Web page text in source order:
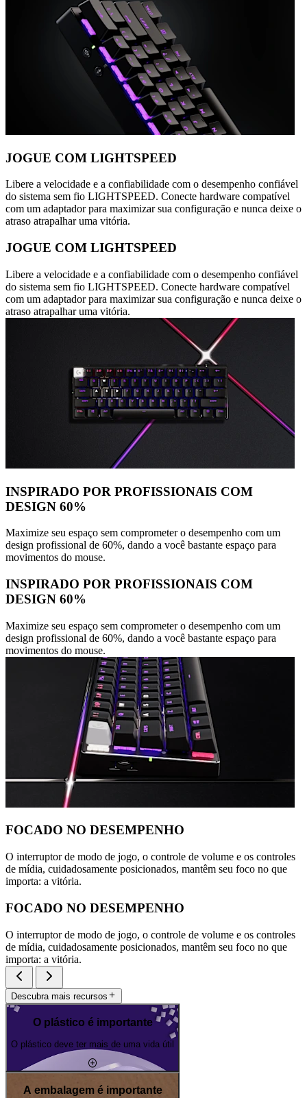
JOGUE COM LIGHTSPEED
Libere a velocidade e a confiabilidade com o desempenho confiável
do sistema sem fio LIGHTSPEED. Conecte hardware compatível
com um adaptador para maximizar sua configuração e nunca deixe o
atraso atrapalhar uma vitória.
JOGUE COM LIGHTSPEED
Libere a velocidade e a confiabilidade com o desempenho confiável
do sistema sem fio LIGHTSPEED. Conecte hardware compatível
com um adaptador para maximizar sua configuração e nunca deixe o
atraso atrapalhar uma vitória.
INSPIRADO POR PROFISSIONAIS COM
DESIGN 60%
Maximize seu espaço sem comprometer o desempenho com um
design profissional de 60%, dando a você bastante espaço para
movimentos do mouse.
INSPIRADO POR PROFISSIONAIS COM
DESIGN 60%
Maximize seu espaço sem comprometer o desempenho com um
design profissional de 60%, dando a você bastante espaço para
movimentos do mouse.
FOCADO NO DESEMPENHO
O interruptor de modo de jogo, o controle de volume e os controles
de mídia, cuidadosamente posicionados, mantêm seu foco no que
importa: a vitória.
FOCADO NO DESEMPENHO
O interruptor de modo de jogo, o controle de volume e os controles
de mídia, cuidadosamente posicionados, mantêm seu foco no que
importa: a vitória.
Descubra mais recursos
O plástico é importante
O plástico deve ter mais de uma vida útil
A embalagem é importante